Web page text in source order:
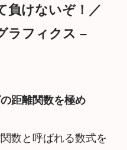
負けないぞ！／
ラフィクス –
距離関数を極め
数と呼ばれる数式を